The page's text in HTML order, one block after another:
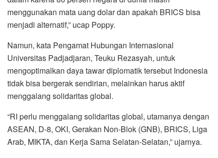
menggunakan mata uang dolar dan apakah BRICS bisa
menjadi alternatif,” ucap Poppy.
Namun, kata Pengamat Hubungan Internasional
Universitas Padjadjaran, Teuku Rezasyah, untuk
mengoptimalkan daya tawar diplomatik tersebut Indonesia
tidak bisa bergerak sendirian, melainkan harus aktif
menggalang solidaritas global.
“RI perlu menggalang solidaritas global, utamanya dengan
ASEAN, D-8, OKI, Gerakan Non-Blok (GNB), BRICS, Liga
Arab, MIKTA, dan Kerja Sama Selatan-Selatan,” ujarnya.